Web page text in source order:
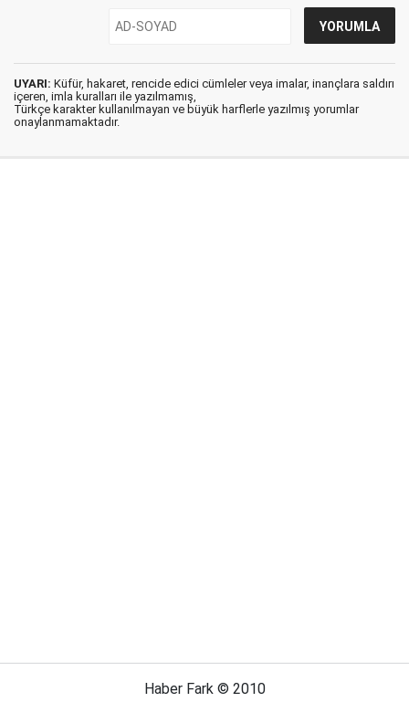
UYARI: Küfür, hakaret, rencide edici cümleler veya imalar, inançlara saldırı
içeren, imla kuralları ile yazılmamış,
Türkçe karakter kullanılmayan ve büyük harflerle yazılmış yorumlar
onaylanmamaktadır.
Haber Fark © 2010